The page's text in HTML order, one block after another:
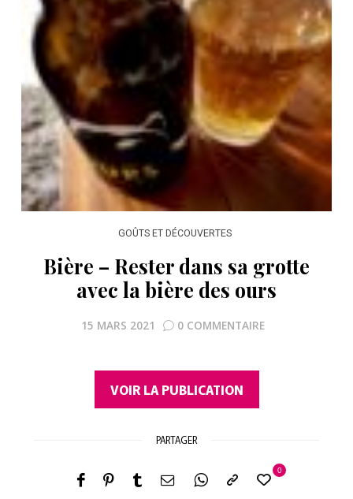
GOÛTS ET DÉCOUVERTES
Bière – Rester dans sa grotte
avec la bière des ours
15 MARS 2021 0 COMMENTAIRE
VOIR LA PUBLICATION
PARTAGER
0